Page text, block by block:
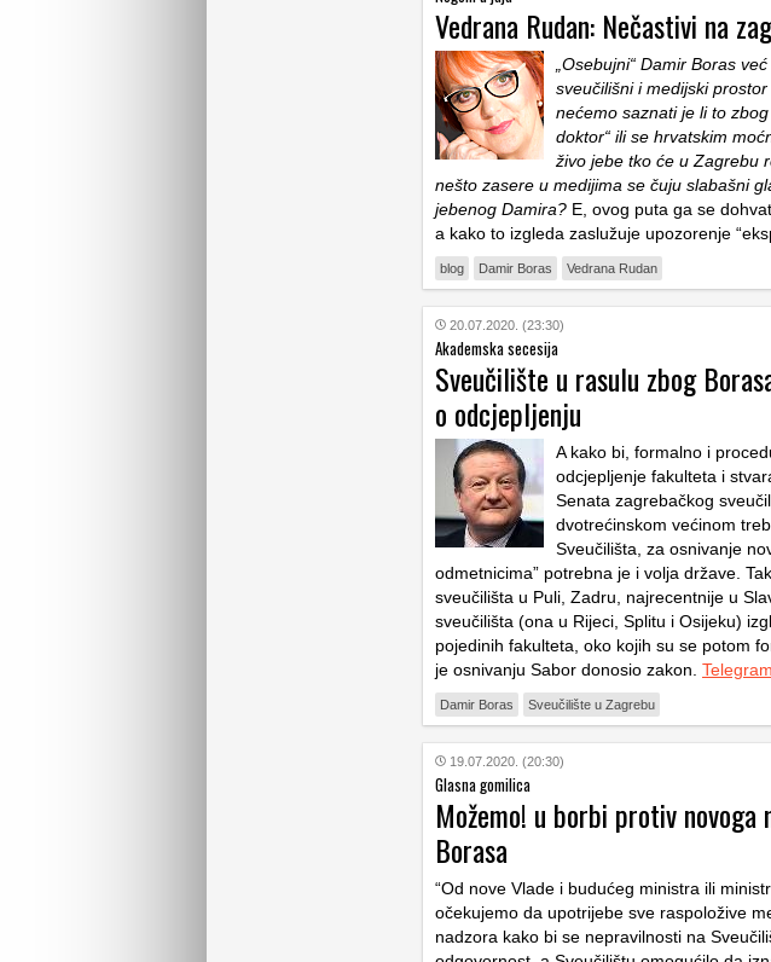
Vedrana Rudan: Nečastivi na
„Osebujni“ Damir Boras
sveučilišni i medijski
nećemo saznati je li to
doktor“ ili se hrvatskim
živo jebe tko će u Zagrebu
nešto zasere u medijima se čuju slabašni
jebenog Damira? E, ovog puta ga se
a kako to izgleda zaslužuje upozorenje
blog Damir Boras Vedrana Rudan
20.07.2020. (23:30)
Akademska secesija
Sveučilište u rasulu zbog
o odcjepljenju
A kako bi, formalno i
odcjepljenje fakulteta i
Senata zagrebačkog
dvotrećinskom većinom
Sveučilišta, za osnivanje
odmetnicima” potrebna je i volja države.
sveučilišta u Puli, Zadru, najrecentnije u
sveučilišta (ona u Rijeci, Splitu i Osijeku)
pojedinih fakulteta, oko kojih su se potom
je osnivanju Sabor donosio zakon. Telegram
Damir Boras Sveučilište u Zagrebu
19.07.2020. (20:30)
Glasna gomilica
Možemo! u borbi protiv novoga
Borasa
“Od nove Vlade i budućeg ministra ili
očekujemo da upotrijebe sve raspoložive
nadzora kako bi se nepravilnosti na